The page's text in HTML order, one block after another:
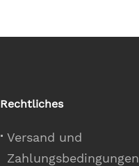
Rechtliches
Versand und
Zahlungsbedingungen